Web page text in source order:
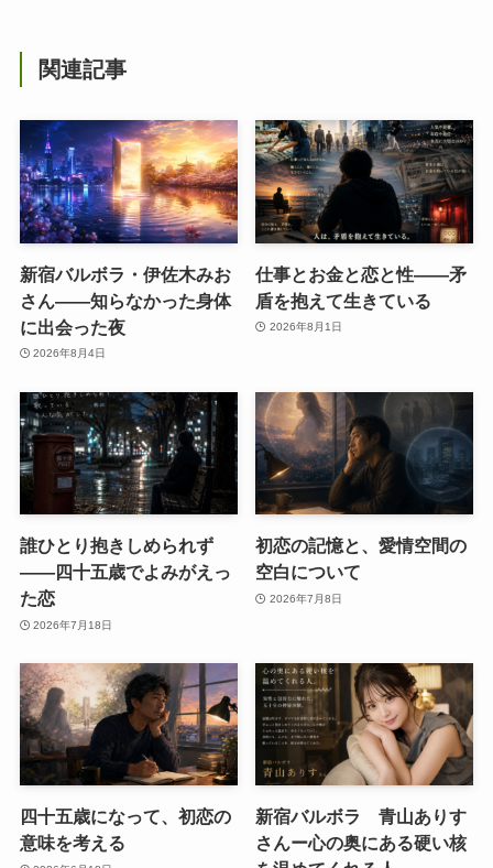
関連記事
新宿バルボラ・伊佐木みお
さん――知らなかった身体
に出会った夜
2026年8月4日
仕事とお金と恋と性——矛
盾を抱えて生きている
2026年8月1日
誰ひとり抱きしめられず
――四十五歳でよみがえっ
た恋
2026年7月18日
初恋の記憶と、愛情空間の
空白について
2026年7月8日
四十五歳になって、初恋の
意味を考える
新宿バルボラ 青山ありす
さんー心の奥にある硬い核